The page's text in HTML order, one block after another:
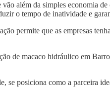
além da simples economia
o tempo de inatividade e
permite que as empresas
de macaco hidráulico em
se posiciona como a parceira